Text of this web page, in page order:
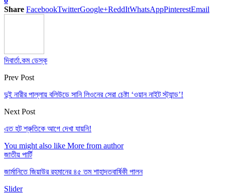
Share FacebookTwitterGoogle+ReddItWhatsAppPinterestEmail
দিবার্তা.কম ডেস্ক
Prev Post
দুই নারীর পাল্লায় বলিউডে সানি লিওনের সেরা চেষ্টা ‘ওয়ান নাইট স্ট্যান্ড’!
Next Post
এত হট শ্রুতিকে আগে দেখা যায়নি!
You might also like More from author
জাতীয় পার্টি
জার্মানিতে জিয়াউর রহমানের ৪৫ তম শাহাদতবার্ষিকী পালন
Slider